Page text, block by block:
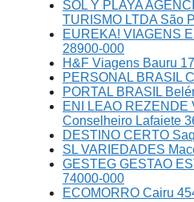
SOL Y PLAYA
TURISMO LTDA São
EUREKA! VIAGENS
28900-000
H&F Viagens Bauru
PERSONAL BRASIL
PORTAL BRASIL
ENI LEAO REZENDE
Conselheiro Lafaiete
DESTINO CERTO
SL VARIEDADES
GESTEG GESTAO
74000-000
ECOMORRO Cairu